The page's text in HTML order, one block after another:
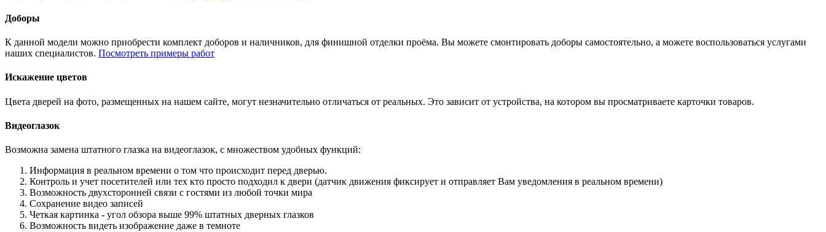
Доборы
К данной модели можно приобрести комплект доборов и наличников, для финишной отделки проёма. Вы можете смонтировать доборы самостоятельно, а можете воспользоваться услугами
наших специалистов. Посмотреть примеры работ
Искажение цветов
Цвета дверей на фото, размещенных на нашем сайте, могут незначительно отличаться от реальных. Это зависит от устройства, на котором вы просматриваете карточки товаров.
Видеоглазок
Возможна замена штатного глазка на видеоглазок, с множеством удобных функций:
Информация в реальном времени о том что происходит перед дверью.
Контроль и учет посетителей или тех кто просто подходил к двери (датчик движения фиксирует и отправляет Вам уведомления в реальном времени)
Возможность двухсторонней связи с гостями из любой точки мира
Сохранение видео записей
Четкая картинка - угол обзора выше 99% штатных дверных глазков
Возможность видеть изображение даже в темноте